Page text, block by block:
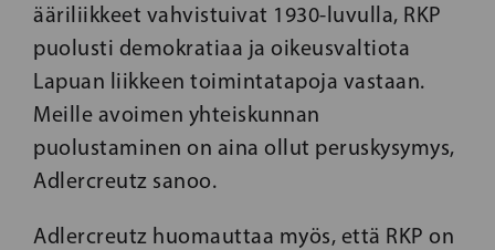
ääriliikkeet vahvistuivat 1930-luvulla, RKP
puolusti demokratiaa ja oikeusvaltiota
Lapuan liikkeen toimintatapoja vastaan.
Meille avoimen yhteiskunnan
puolustaminen on aina ollut peruskysymys,
Adlercreutz sanoo.
Adlercreutz huomauttaa myös, että RKP on